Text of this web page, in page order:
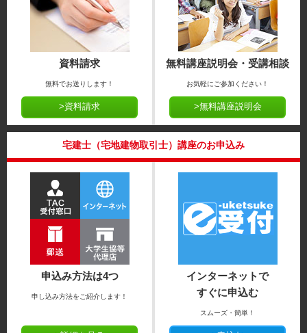
資料請求
無料でお送りします！
>資料請求
無料講座説明会・受講相談
お気軽にご参加ください！
>無料講座説明会
宅建士（宅地建物取引士）講座のお申込み
申込み方法は4つ
申し込み方法をご紹介します！
インターネットで
すぐに申込む
スムーズ・簡単！